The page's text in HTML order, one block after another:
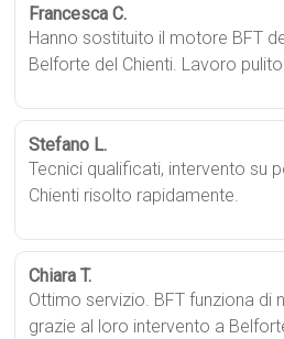
Francesca C.
Hanno sostituito il motore BFT
Belforte del Chienti. Lavoro
Stefano L.
Tecnici qualificati, intervento su
Chienti risolto rapidamente.
Chiara T.
Ottimo servizio. BFT funziona di
grazie al loro intervento a